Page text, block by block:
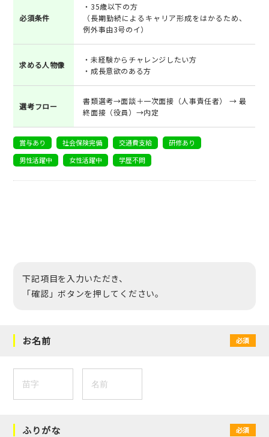
必須条件
・35歳以下の方
（長期勤続によるキャリア形成をはかるため、
例外事由3号のイ）
求める人物像
・未経験からチャレンジしたい方
・成長意欲のある方
選考フロー
書類選考→面談＋一次面接（人事責任者） → 最
終面接（役員）→内定
賞与あり 社会保険完備 交通費支給
研修あり
男性活躍中
女性活躍中 学歴不問
下記項目を入力いただき、
「確認」ボタンを押してください。
お名前 必須
ふりがな 必須